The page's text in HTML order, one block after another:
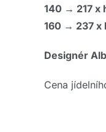
140 → 217 x
160 → 237 x
Designér
Cena